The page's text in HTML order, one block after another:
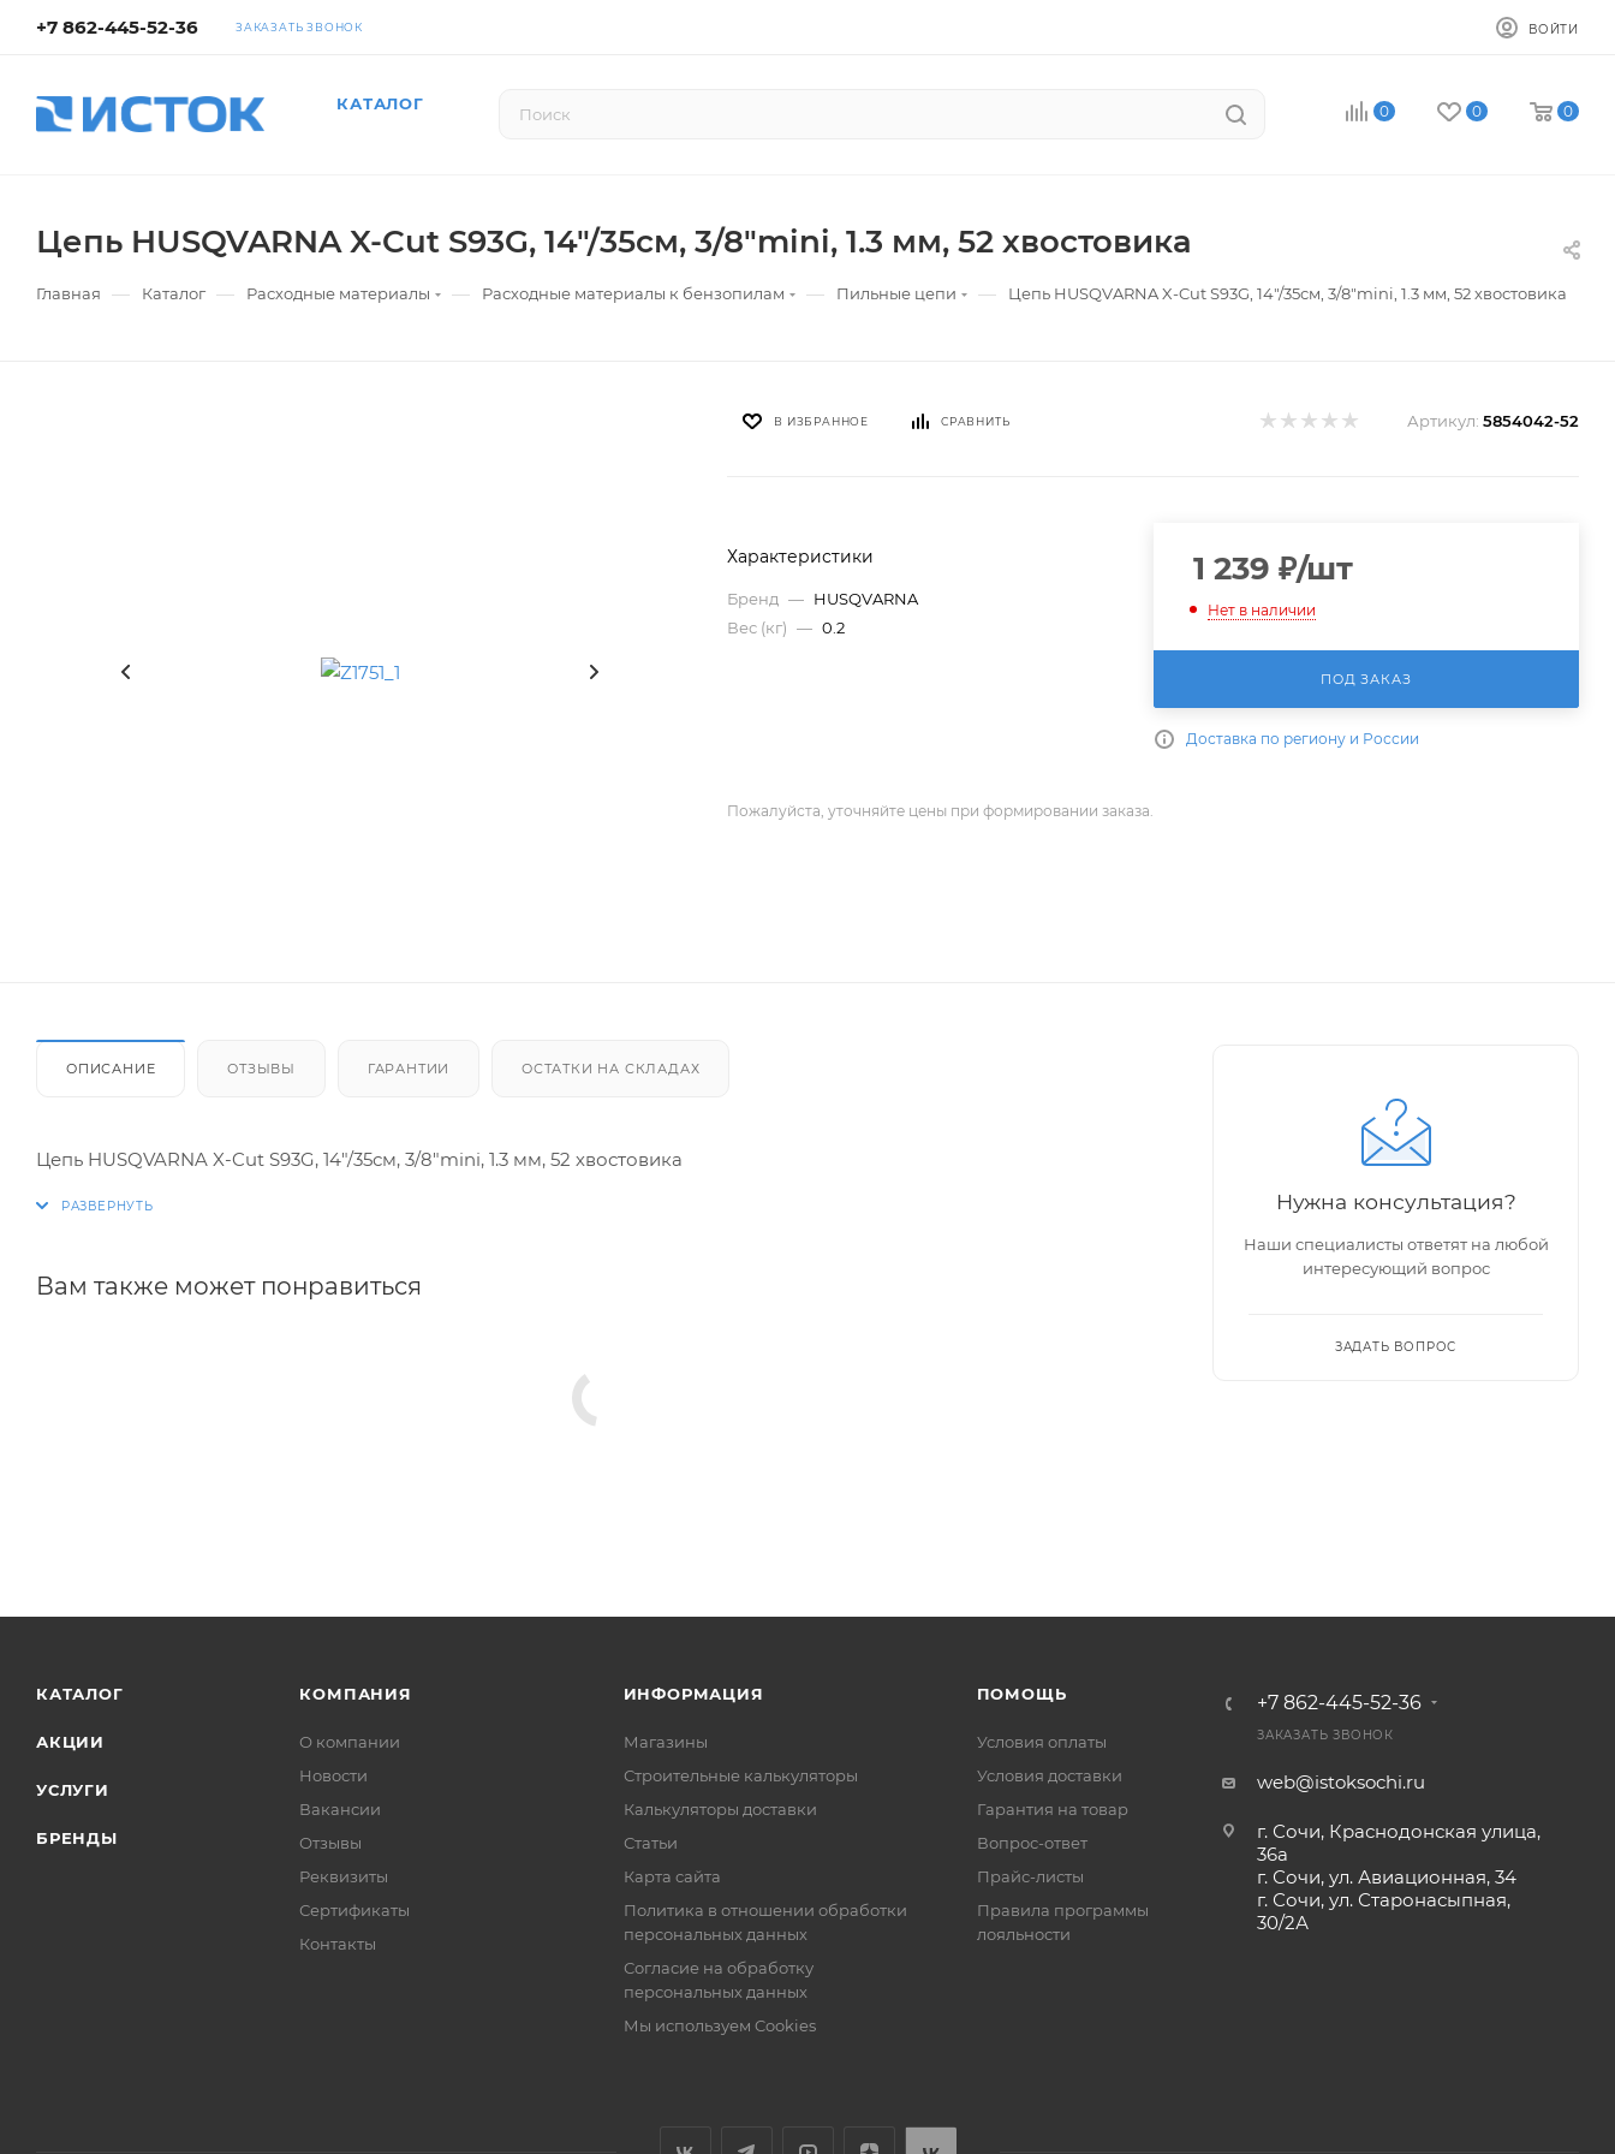
+7 862-445-52-36 ЗАКАЗАТЬ ЗВОНОК ВОЙТИ
КАТАЛОГ 0 0 0
Цепь HUSQVARNA X-Cut S93G, 14"/35см, 3/8"mini, 1.3 мм, 52 хвостовика
Главная — Каталог — Расходные материалы — Расходные материалы к бензопилам — Пильные цепи — Цепь HUSQVARNA X-Cut S93G, 14"/35см, 3/8"mini, 1.3 мм, 52 хвостовика
В ИЗБРАННОЕ СРАВНИТЬ Артикул: 5854042-52
Характеристики
Бренд — HUSQVARNA
Вес (кг) — 0.2
1 239 ₽/шт
Нет в наличии
ПОД ЗАКАЗ
Доставка по региону и России
Пожалуйста, уточняйте цены при формировании заказа.
ОПИСАНИЕ ОТЗЫВЫ ГАРАНТИИ ОСТАТКИ НА СКЛАДАХ
Цепь HUSQVARNA X-Cut S93G, 14"/35см, 3/8"mini, 1.3 мм, 52 хвостовика
Вам также может понравиться
Нужна консультация?
Наши специалисты ответят на любой
интересующий вопрос
ЗАДАТЬ ВОПРОС
КАТАЛОГ
АКЦИИ
УСЛУГИ
БРЕНДЫ
КОМПАНИЯ
О компании
Новости
Вакансии
Отзывы
Реквизиты
Сертификаты
Контакты
ИНФОРМАЦИЯ
Магазины
Строительные калькуляторы
Калькуляторы доставки
Статьи
Карта сайта
Политика в отношении обработки
персональных данных
Согласие на обработку
персональных данных
Мы используем Cookies
ПОМОЩЬ
Условия оплаты
Условия доставки
Гарантия на товар
Вопрос-ответ
Прайс-листы
Правила программы
лояльности
+7 862-445-52-36
ЗАКАЗАТЬ ЗВОНОК
web@istoksochi.ru
г. Сочи, Краснодонская улица,
36а
г. Сочи, ул. Авиационная, 34
г. Сочи, ул. Старонасыпная,
30/2А